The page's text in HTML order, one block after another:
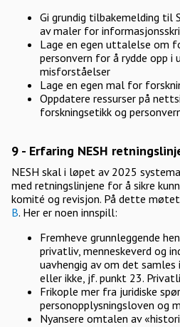
Gi grundig tilbakemelding til
av maler for
Lage en egen uttalelse om
personvern for å rydde opp i
misforståelser
Lage en egen mal for
Oppdatere ressurser på
forskningsetikk og
9 - Erfaring NESH
NESH skal i løpet av 2025
med retningslinjene for å sikre
komité og revisjon. På dette
B. Her er noen innspill:
Fremheve grunnleggende
privatliv, menneskeverd og
uavhengig av om det samles
eller ikke, jf. punkt 23.
Frikople mer fra juridiske
personopplysningsloven og
Nyansere omtalen av